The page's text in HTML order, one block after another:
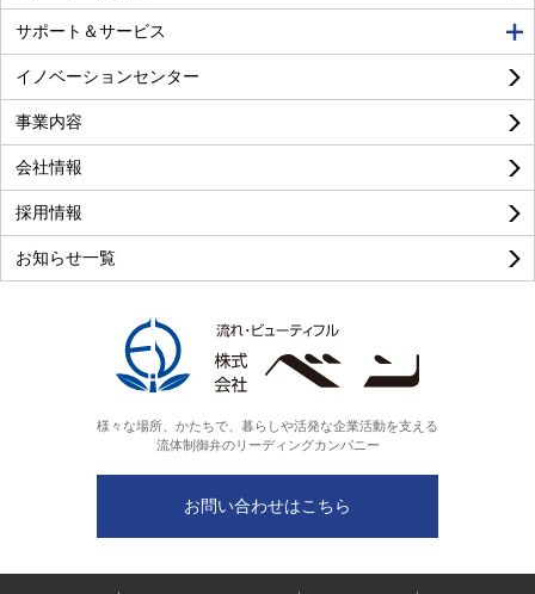
良い
様々な場所、かたちで、暮らしや活発な企業活動を支える
流体制御弁のリーディングカンパニー
お問い合わせはこちら
サポート＆サービス
イノベーションセンター
事業内容
会社情報
採用情報
お知らせ一覧